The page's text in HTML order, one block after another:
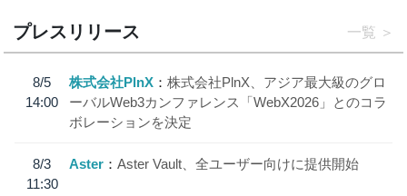
プレスリリース 一覧
8/5
14:00
株式会社PlnX
株式会社PlnX、アジア最大級のグロ
ーバルWeb3カンファレンス「WebX2026」とのコラ
ボレーションを決定
8/3
11:30
Aster Aster Vault、全ユーザー向けに提供開始